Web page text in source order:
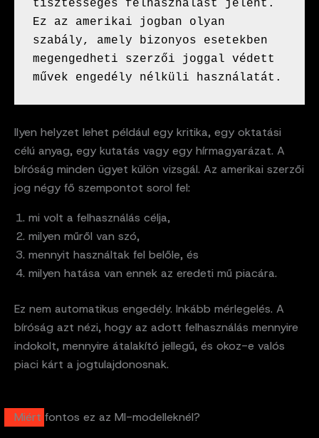
tisztességes felhasználást jelent.
Ez az amerikai jogban olyan
szabály, amely bizonyos esetekben
megengedheti szerzői joggal védett
művek engedély nélküli használatát.
Ilyen helyzet lehet például egy kritika, egy oktatási
célú anyag, egy kutatás vagy egy hírmagyarázat. A
bíróság minden ügyet külön vizsgál. Az amerikai szerzői
jog négy fő szempontot sorol fel:
mi volt a felhasználás célja,
milyen műről van szó,
mennyit használtak fel belőle, és
milyen hatása van ennek az eredeti mű piacára.
Ez nem automatikus engedély. Inkább mérlegelés. A
bíróság azt nézi, hogy az adott felhasználás mennyire
indokolt, mennyire átalakító jellegű, és okoz-e valós
piaci kárt a jogtulajdonosnak.
Miért fontos ez az MI-modelleknél?